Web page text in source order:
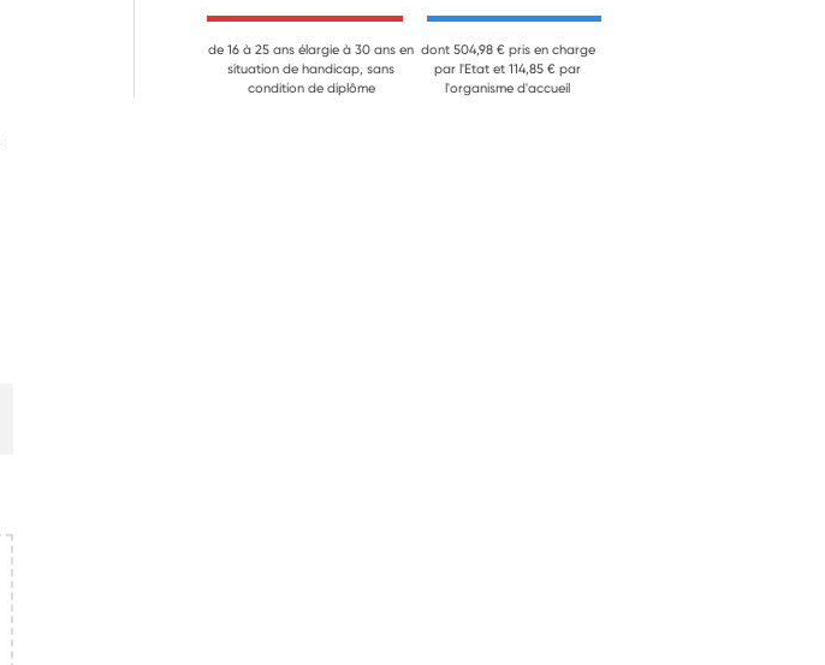
de 16 à 25 ans élargie à 30 ans en
situation de handicap, sans
condition de diplôme
dont 504,98 € pris en charge
par l'Etat et 114,85 € par
l'organisme d'accueil